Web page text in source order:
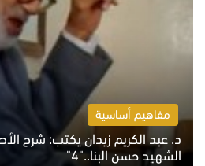
مفاهيم أساسية
د. عبد الكريم زيدان يكتب: شرح
الشهيد حسن البنا.."4"